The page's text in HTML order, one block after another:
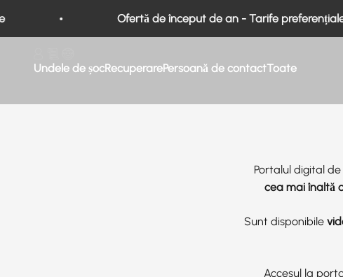
Ofertă de început de an - Tarife
Undele de șocRecuperarePersoană de contactToate
Formare Storz Medical AG
Portalul digital
cea mai înaltă
Sunt disponibile
Accesul la